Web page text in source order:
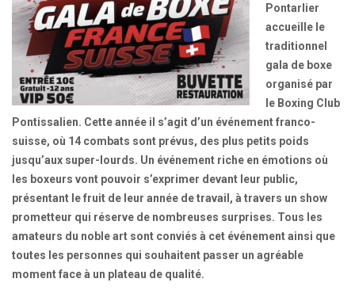
Pontarlier
accueille le
traditionnel
gala de boxe
organisé par
le Boxing Club
Pontissalien. Cette année il s’agit d’un événement franco-
suisse, où 14 combats sont prévus, des plus petits poids
jusqu’aux super-lourds. Un événement riche en émotions où
les boxeurs vont pouvoir s’exprimer devant leur public,
présentant le fruit de leur année de travail, à travers un show
prometteur qui réserve de nombreuses surprises. Tous les
amateurs du noble art sont conviés à cet événement ainsi que
toutes les personnes qui souhaitent passer un agréable
moment face à un plateau de qualité.